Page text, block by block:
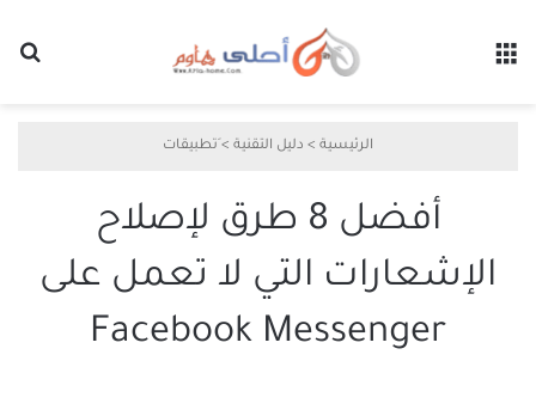
الرئيسية > دليل التقنية > َتطبيقات
أفضل 8 طرق لإصلاح
الإشعارات التي لا تعمل على
Facebook Messenger